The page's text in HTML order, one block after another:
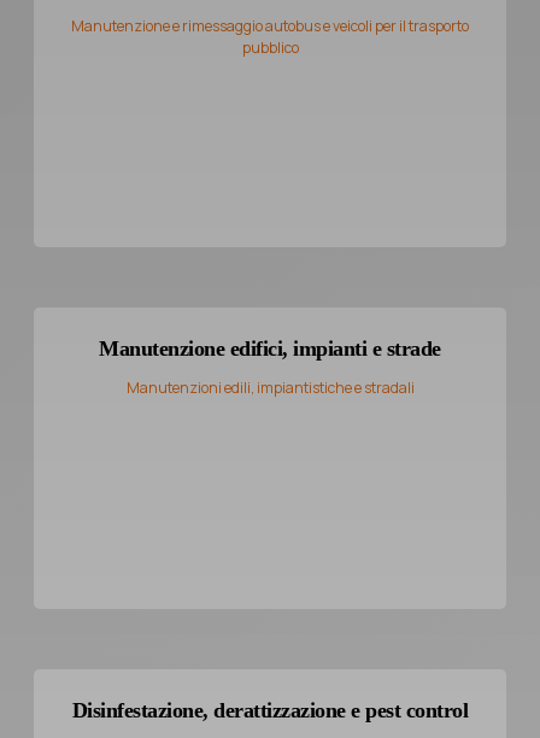
Manutenzione e rimessaggio autobus e veicoli per il trasporto
pubblico
Manutenzione edifici, impianti e strade
Manutenzioni edili, impiantistiche e stradali
Disinfestazione, derattizzazione e pest control